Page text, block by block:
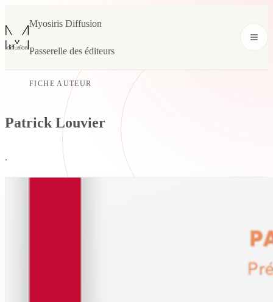
Myosiris Diffusion
Passerelle des éditeurs
FICHE AUTEUR
Patrick Louvier
.